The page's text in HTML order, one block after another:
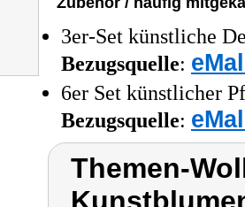
3er-Set künstliche
Bezugsquelle:
6er Set künstlicher
Bezugsquelle:
Themen-